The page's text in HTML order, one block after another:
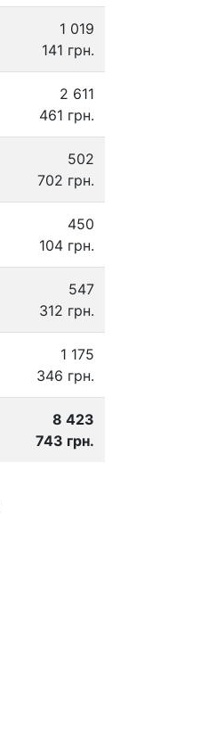
1 019
141 грн.
2 611
461 грн.
502
702 грн.
450
104 грн.
547
312 грн.
1 175
346 грн.
8 423
743 грн.